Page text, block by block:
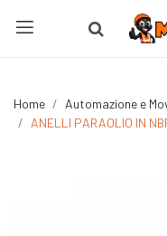
Home Automazione e
ANELLI PARAOLIO IN